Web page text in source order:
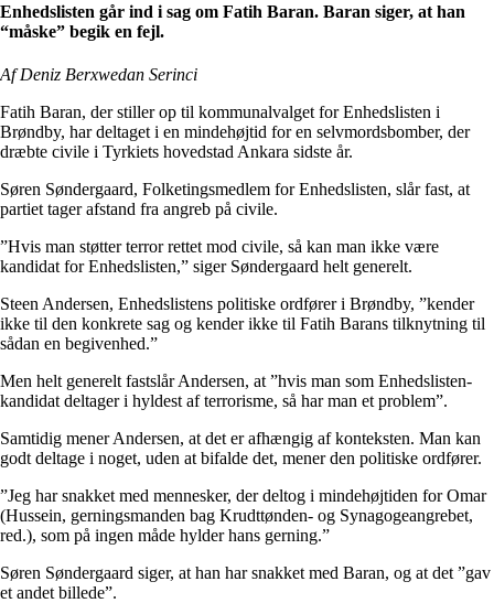
Enhedslisten går ind i sag om Fatih Baran. Baran siger, at han
“måske” begik en fejl.
Af Deniz Berxwedan Serinci
Fatih Baran, der stiller op til kommunalvalget for Enhedslisten i
Brøndby, har deltaget i en mindehøjtid for en selvmordsbomber, der
dræbte civile i Tyrkiets hovedstad Ankara sidste år.
Søren Søndergaard, Folketingsmedlem for Enhedslisten, slår fast, at
partiet tager afstand fra angreb på civile.
”Hvis man støtter terror rettet mod civile, så kan man ikke være
kandidat for Enhedslisten,” siger Søndergaard helt generelt.
Steen Andersen, Enhedslistens politiske ordfører i Brøndby, ”kender
ikke til den konkrete sag og kender ikke til Fatih Barans tilknytning til
sådan en begivenhed.”
Men helt generelt fastslår Andersen, at ”hvis man som Enhedslisten-
kandidat deltager i hyldest af terrorisme, så har man et problem”.
Samtidig mener Andersen, at det er afhængig af konteksten. Man kan
godt deltage i noget, uden at bifalde det, mener den politiske ordfører.
”Jeg har snakket med mennesker, der deltog i mindehøjtiden for Omar
(Hussein, gerningsmanden bag Krudttønden- og Synagogeangrebet,
red.), som på ingen måde hylder hans gerning.”
Søren Søndergaard siger, at han har snakket med Baran, og at det ”gav
et andet billede”.